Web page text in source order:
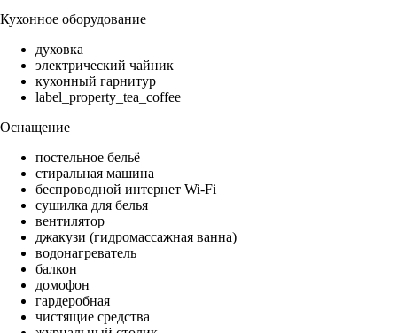
Кухонное оборудование
духовка
электрический чайник
кухонный гарнитур
label_property_tea_coffee
Оснащение
постельное бельё
стиральная машина
беспроводной интернет Wi-Fi
сушилка для белья
вентилятор
джакузи (гидромассажная ванна)
водонагреватель
балкон
домофон
гардеробная
чистящие средства